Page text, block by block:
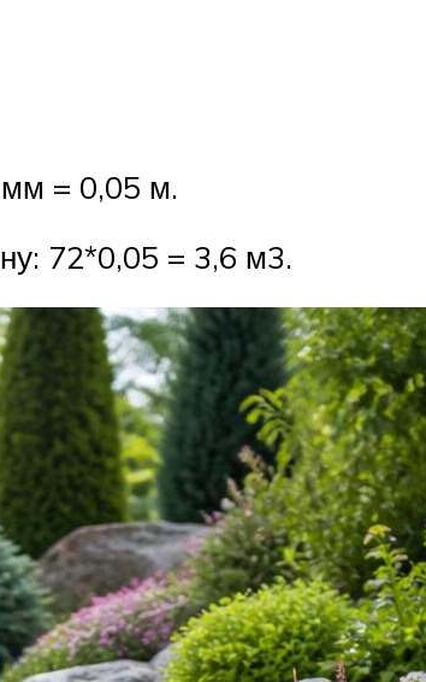
мм = 0,05 м.
72*0,05 = 3,6 м3.